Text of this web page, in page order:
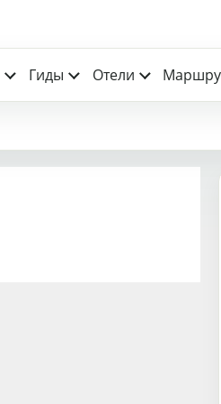
Гиды Отели